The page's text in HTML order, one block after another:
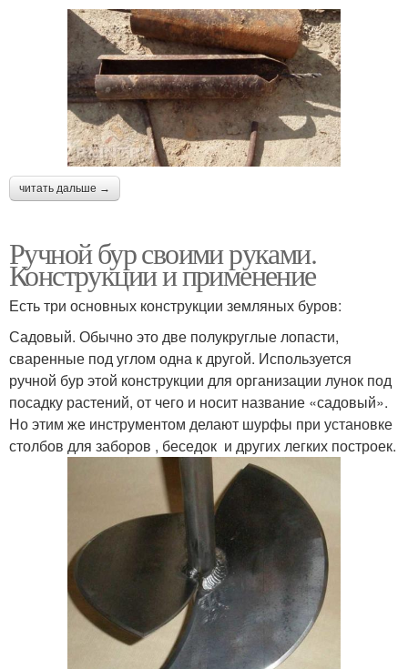
читать дальше →
Ручной бур своими руками.
Конструкции и применение
Есть три основных конструкции земляных буров:
Садовый. Обычно это две полукруглые лопасти,
сваренные под углом одна к другой. Используется
ручной бур этой конструкции для организации лунок под
посадку растений, от чего и носит название «садовый».
Но этим же инструментом делают шурфы при установке
столбов для заборов , беседок и других легких построек.